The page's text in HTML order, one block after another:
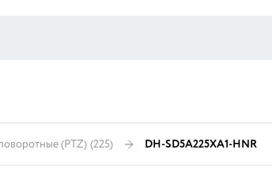
(PTZ) (225) DH-SD5A225XA1-HNR